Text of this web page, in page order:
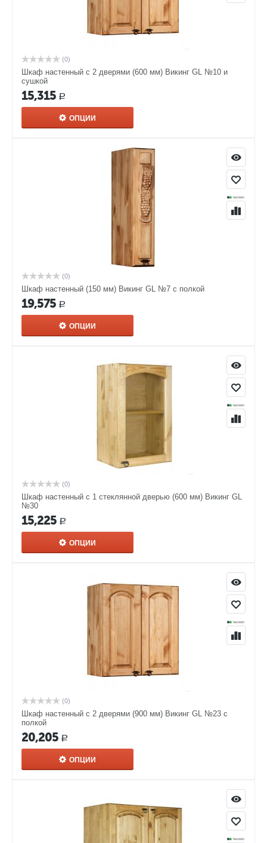
(0)
Шкаф настенный с 2 дверями (600 мм) Викинг GL №10 и
сушкой
15,315 Р
ОПЦИИ
(0)
Шкаф настенный (150 мм) Викинг GL №7 с полкой
19,575 Р
ОПЦИИ
(0)
Шкаф настенный с 1 стеклянной дверью (600 мм) Викинг GL
№30
15,225 Р
ОПЦИИ
(0)
Шкаф настенный с 2 дверями (900 мм) Викинг GL №23 с
полкой
20,205 Р
ОПЦИИ